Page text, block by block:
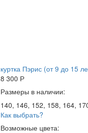
куртка Пэрис (от 9 до 15
8 300 Р
Размеры в наличии:
140, 146, 152, 158, 164,
Как выбрать?
Возможные цвета: